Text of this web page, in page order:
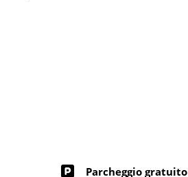
Parcheggio gratuito